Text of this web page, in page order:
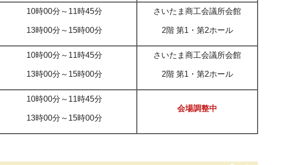
10時00分～11時45分
13時00分～15時00分
さいたま商工会議所会館
2階 第1・第2ホール
10時00分～11時45分
13時00分～15時00分
さいたま商工会議所会館
2階 第1・第2ホール
10時00分～11時45分
13時00分～15時00分
会場調整中